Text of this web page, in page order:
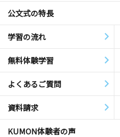
公文式の特長
学習の流れ
無料体験学習
よくあるご質問
資料請求
KUMON体験者の声